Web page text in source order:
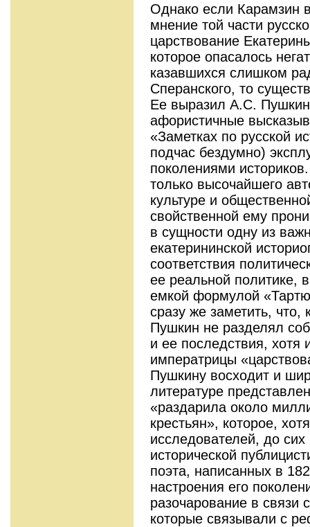
Однако если Карамзин
мнение той части
царствование
которое опасалось
казавшихся слишком
Сперанского, то
Ее выразил А.С.
афористичные
«Заметках по русской
подчас бездумно)
поколениями
только высочайшего
культуре и
свойственной ему
в сущности одну из
екатерининской
соответствия
ее реальной политике,
емкой формулой
сразу же заметить, что,
Пушкин не разделял
и ее последствия, хотя
императрицы
Пушкину восходит и
литературе
«раздарила около
крестьян», которое,
исследователей, до
исторической
поэта, написанных в
настроения его
разочарование в
которые связывали с